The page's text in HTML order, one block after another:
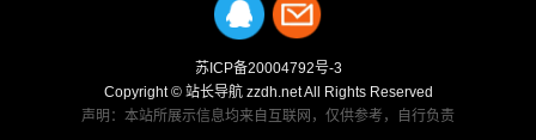
苏ICP备20004792号-3
Copyright © 站长导航 zzdh.net All Rights Reserved
声明：本站所展示信息均来自互联网，仅供参考，自行负责